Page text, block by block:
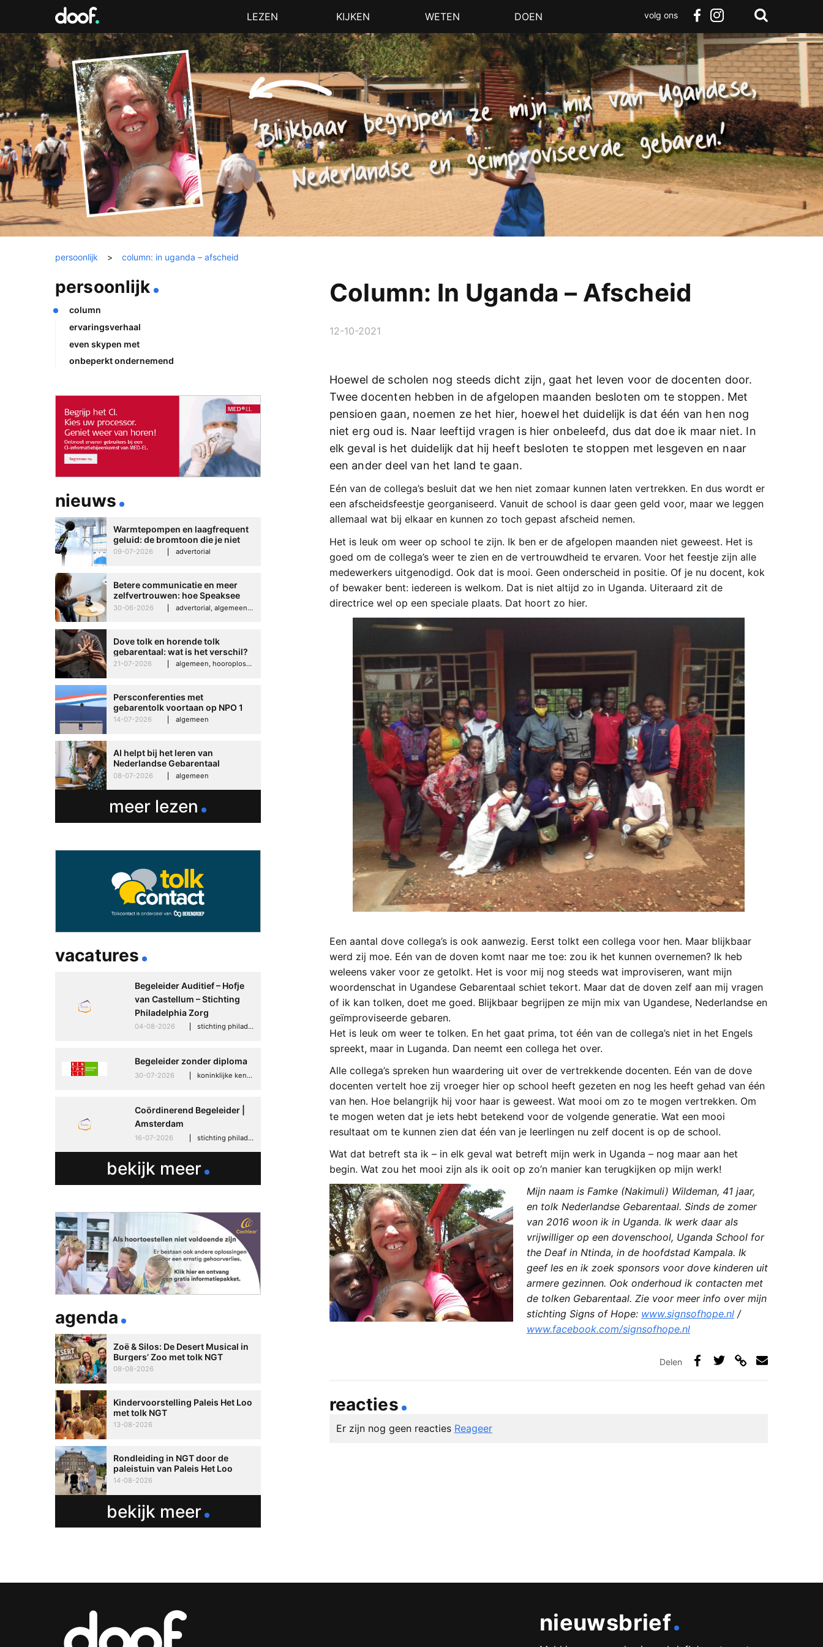
MenuLEZEN KIJKEN WETEN DOEN
volg ons
persoonlijk > column: in uganda – afscheid
Column: In Uganda – Afscheid
12-10-2021
Hoewel de scholen nog steeds dicht zijn, gaat het leven voor de docenten door.
Twee docenten hebben in de afgelopen maanden besloten om te stoppen. Met
pensioen gaan, noemen ze het hier, hoewel het duidelijk is dat één van hen nog
niet erg oud is. Naar leeftijd vragen is hier onbeleefd, dus dat doe ik maar niet. In
elk geval is het duidelijk dat hij heeft besloten te stoppen met lesgeven en naar
een ander deel van het land te gaan.
Eén van de collega’s besluit dat we hen niet zomaar kunnen laten vertrekken. En dus wordt er
een afscheidsfeestje georganiseerd. Vanuit de school is daar geen geld voor, maar we leggen
allemaal wat bij elkaar en kunnen zo toch gepast afscheid nemen.
Het is leuk om weer op school te zijn. Ik ben er de afgelopen maanden niet geweest. Het is
goed om de collega’s weer te zien en de vertrouwdheid te ervaren. Voor het feestje zijn alle
medewerkers uitgenodigd. Ook dat is mooi. Geen onderscheid in positie. Of je nu docent, kok
of bewaker bent: iedereen is welkom. Dat is niet altijd zo in Uganda. Uiteraard zit de
directrice wel op een speciale plaats. Dat hoort zo hier.
Een aantal dove collega’s is ook aanwezig. Eerst tolkt een collega voor hen. Maar blijkbaar
werd zij moe. Eén van de doven komt naar me toe: zou ik het kunnen overnemen? Ik heb
weleens vaker voor ze getolkt. Het is voor mij nog steeds wat improviseren, want mijn
woordenschat in Ugandese Gebarentaal schiet tekort. Maar dat de doven zelf aan mij vragen
of ik kan tolken, doet me goed. Blijkbaar begrijpen ze mijn mix van Ugandese, Nederlandse en
geïmproviseerde gebaren.
Het is leuk om weer te tolken. En het gaat prima, tot één van de collega’s niet in het Engels
spreekt, maar in Luganda. Dan neemt een collega het over.
Alle collega’s spreken hun waardering uit over de vertrekkende docenten. Eén van de dove
docenten vertelt hoe zij vroeger hier op school heeft gezeten en nog les heeft gehad van één
van hen. Hoe belangrijk hij voor haar is geweest. Wat mooi om zo te mogen vertrekken. Om
te mogen weten dat je iets hebt betekend voor de volgende generatie. Wat een mooi
resultaat om te kunnen zien dat één van je leerlingen nu zelf docent is op de school.
Wat dat betreft sta ik – in elk geval wat betreft mijn werk in Uganda – nog maar aan het
begin. Wat zou het mooi zijn als ik ooit op zo’n manier kan terugkijken op mijn werk!
Mijn naam is Famke (Nakimuli) Wildeman, 41 jaar,
en tolk Nederlandse Gebarentaal. Sinds de zomer
van 2016 woon ik in Uganda. Ik werk daar als
vrijwilliger op een dovenschool, Uganda School for
the Deaf in Ntinda, in de hoofdstad Kampala. Ik
geef les en ik zoek sponsors voor dove kinderen uit
armere gezinnen. Ook onderhoud ik contacten met
de tolken Gebarentaal. Zie voor meer info over mijn
stichting Signs of Hope: www.signsofhope.nl/
www.facebook.com/signsofhope.nl
Delen
reacties
Er zijn nog geen reacties Reageer
persoonlijk
column
ervaringsverhaal
even skypen met
onbeperkt ondernemend
nieuws
Warmtepompen en laagfrequent
geluid: de bromtoon die je niet
kunt negeren
09-07-2026 advertorial
Betere communicatie en meer
zelfvertrouwen: hoe Speaksee
Imelda helpt om te groeien in
30-06-2026 advertorial, algemeen, hooroplossingen, interview
Dove tolk en horende tolk
gebarentaal: wat is het verschil?
21-07-2026 algemeen, hooroplossingen, hoorproblemen, samenleving & maatschappij
Persconferenties met
gebarentolk voortaan op NPO 1
Extra
14-07-2026 algemeen
AI helpt bij het leren van
Nederlandse Gebarentaal
08-07-2026 algemeen
meer lezen
vacatures
Begeleider Auditief – Hofje
van Castellum – Stichting
Philadelphia Zorg
04-08-2026 stichting philadelphia zorg, den haag
Begeleider zonder diploma
30-07-2026 koninklijke kentalis, scheveningen
Coördinerend Begeleider |
Amsterdam
16-07-2026 stichting philadelphia zorg, amsterdam
bekijk meer
agenda
Zoë & Silos: De Desert Musical in
Burgers’ Zoo met tolk NGT
08-08-2026
Kindervoorstelling Paleis Het Loo
met tolk NGT
13-08-2026
Rondleiding in NGT door de
paleistuin van Paleis Het Loo
14-08-2026
bekijk meer
Doof.nl
Zoeken
Terug
naar
boven
nieuwsbrief